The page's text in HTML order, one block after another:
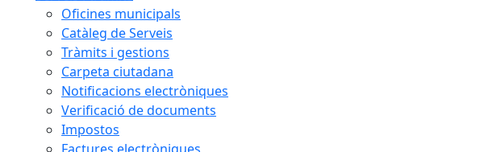
Oficines municipals
Catàleg de Serveis
Tràmits i gestions
Carpeta ciutadana
Notificacions electròniques
Verificació de documents
Impostos